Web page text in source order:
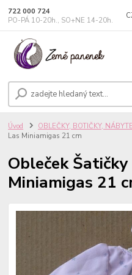
722 000 724
PO-PÁ 10-20h., SO+NE 14-20h.
Úvod OBLEČKY, BOTIČKY,
Las Miniamigas 21 cm
Obleček Šatičky
Miniamigas 21